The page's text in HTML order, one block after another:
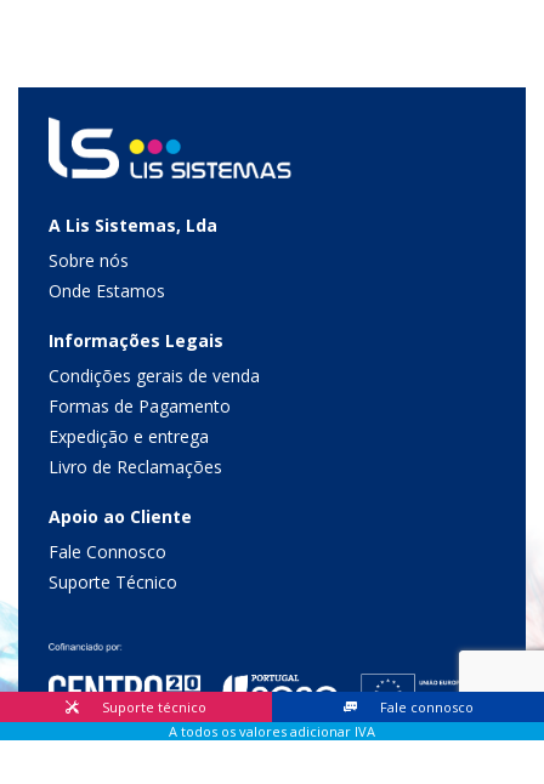
A Lis Sistemas, Lda
Sobre nós
Onde Estamos
Informações Legais
Condições gerais de venda
Formas de Pagamento
Expedição e entrega
Livro de Reclamações
Apoio ao Cliente
Fale Connosco
Suporte Técnico
Suporte técnico
Fale connosco
A todos os valores adicionar IVA